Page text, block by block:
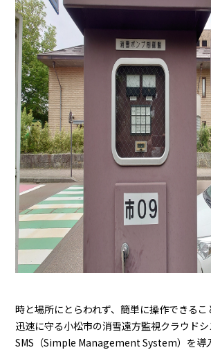
時と場所にとらわれず、簡単に操作できる
迅速に守る――小松市の消雪遠方監視クラウド
SMS（Simple Management System）を導